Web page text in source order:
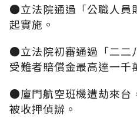
●立法院通過「公職人員
起實施。
●立法院初審通過「二二
受難者賠償金最高達一千
●廈門航空班機遭劫來台
被收押偵辦。